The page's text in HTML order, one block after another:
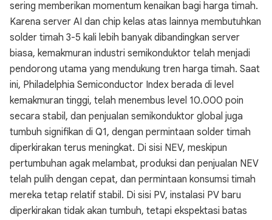
sering memberikan momentum kenaikan bagi harga timah.
Karena server AI dan chip kelas atas lainnya membutuhkan
solder timah 3-5 kali lebih banyak dibandingkan server
biasa, kemakmuran industri semikonduktor telah menjadi
pendorong utama yang mendukung tren harga timah. Saat
ini, Philadelphia Semiconductor Index berada di level
kemakmuran tinggi, telah menembus level 10.000 poin
secara stabil, dan penjualan semikonduktor global juga
tumbuh signifikan di Q1, dengan permintaan solder timah
diperkirakan terus meningkat. Di sisi NEV, meskipun
pertumbuhan agak melambat, produksi dan penjualan NEV
telah pulih dengan cepat, dan permintaan konsumsi timah
mereka tetap relatif stabil. Di sisi PV, instalasi PV baru
diperkirakan tidak akan tumbuh, tetapi ekspektasi batas